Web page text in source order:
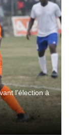
l’élection à